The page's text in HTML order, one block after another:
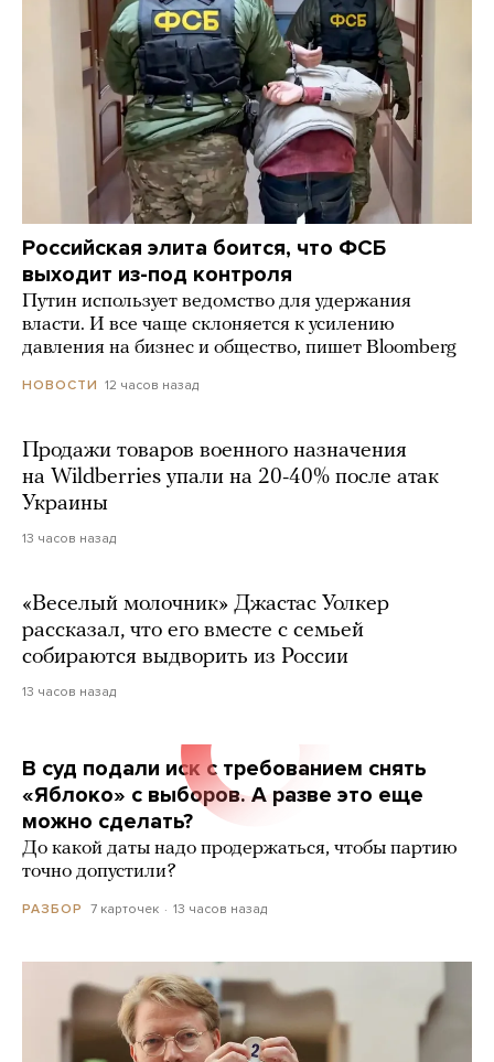
Российская элита боится, что ФСБ
выходит из-под контроля
Путин использует ведомство для удержания
власти. И все чаще склоняется к усилению
давления на бизнес и общество, пишет Bloomberg
НОВОСТИ 12 часов назад
Продажи товаров военного назначения
на Wildberries упали на 20-40% после атак
Украины
13 часов назад
«Веселый молочник» Джастас Уолкер
рассказал, что его вместе с семьей
собираются выдворить из России
13 часов назад
В суд подали иск с требованием снять
«Яблоко» с выборов. А разве это еще
можно сделать?
До какой даты надо продержаться, чтобы партию
точно допустили?
РАЗБОР 7 карточек 13 часов назад